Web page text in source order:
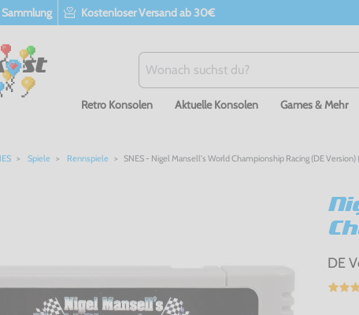
Kostenloser Versand ab 30€
Retro Konsolen Aktuelle Konsolen Games & Mehr
Spiele Rennspiele SNES - Nigel Mansell's World Championship Racing (DE
DE